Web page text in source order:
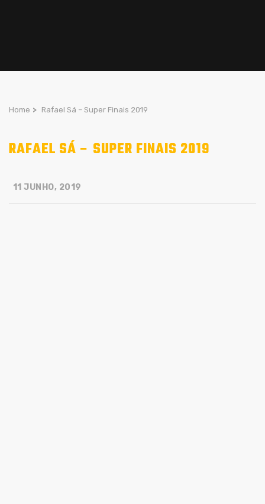
Home > Rafael Sá – Super Finais 2019
RAFAEL SÁ – SUPER FINAIS 2019
11 JUNHO, 2019